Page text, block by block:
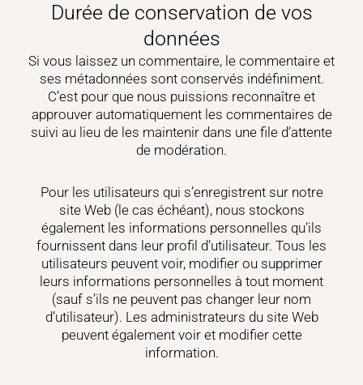
Durée de conservation de vos
données
Si vous laissez un commentaire, le commentaire et
ses métadonnées sont conservés indéfiniment.
C’est pour que nous puissions reconnaître et
approuver automatiquement les commentaires de
suivi au lieu de les maintenir dans une file d’attente
de modération.
Pour les utilisateurs qui s’enregistrent sur notre
site Web (le cas échéant), nous stockons
également les informations personnelles qu’ils
fournissent dans leur profil d’utilisateur. Tous les
utilisateurs peuvent voir, modifier ou supprimer
leurs informations personnelles à tout moment
(sauf s’ils ne peuvent pas changer leur nom
d’utilisateur). Les administrateurs du site Web
peuvent également voir et modifier cette
information.